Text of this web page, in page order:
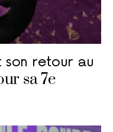
son retour au
sa 7e